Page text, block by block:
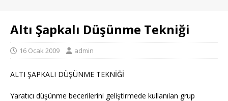
Altı Şapkalı Düşünme Tekniği
16 Ocak 2009 admin
ALTI ŞAPKALI DÜŞÜNME TEKNİĞİ
Yaratıcı düşünme becerilerini geliştirmede kullanılan grup